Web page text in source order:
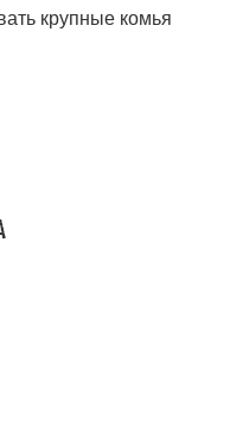
крупные комья